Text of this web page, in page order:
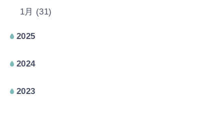
1月 (31)
2025
2024
2023